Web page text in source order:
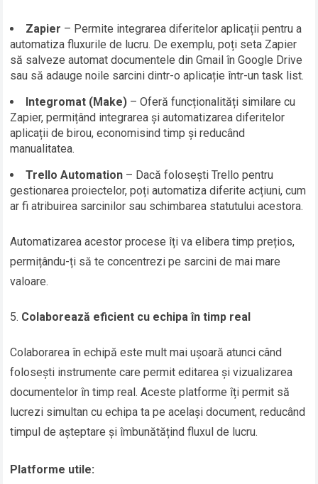
Zapier – Permite integrarea diferitelor aplicații pentru a
automatiza fluxurile de lucru. De exemplu, poți seta Zapier
să salveze automat documentele din Gmail în Google Drive
sau să adauge noile sarcini dintr-o aplicație într-un task list.
Integromat (Make) – Oferă funcționalități similare cu
Zapier, permițând integrarea și automatizarea diferitelor
aplicații de birou, economisind timp și reducând
manualitatea.
Trello Automation – Dacă folosești Trello pentru
gestionarea proiectelor, poți automatiza diferite acțiuni, cum
ar fi atribuirea sarcinilor sau schimbarea statutului acestora.
Automatizarea acestor procese îți va elibera timp prețios,
permițându-ți să te concentrezi pe sarcini de mai mare
valoare.
Colaborează eficient cu echipa în timp real
Colaborarea în echipă este mult mai ușoară atunci când
folosești instrumente care permit editarea și vizualizarea
documentelor în timp real. Aceste platforme îți permit să
lucrezi simultan cu echipa ta pe același document, reducând
timpul de așteptare și îmbunătățind fluxul de lucru.
Platforme utile: